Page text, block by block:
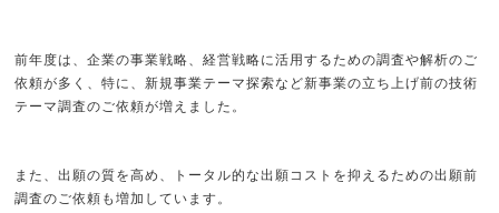
前年度は、企業の事業戦略、経営戦略に活用するための調査や解析のご
依頼が多く、特に、新規事業テーマ探索など新事業の立ち上げ前の技術
テーマ調査のご依頼が増えました。
また、出願の質を高め、トータル的な出願コストを抑えるための出願前
調査のご依頼も増加しています。